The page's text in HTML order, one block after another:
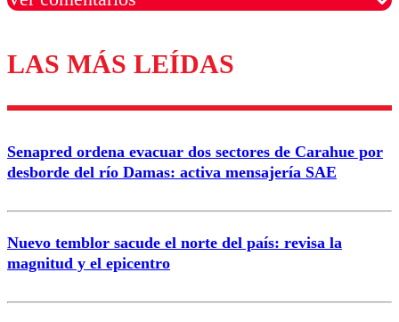
Los comentarios son moderados para garantizar un
diálogo respetuoso.
Correo
LAS MÁS LEÍDAS
Senapred ordena evacuar dos sectores de Carahue por
desborde del río Damas: activa mensajería SAE
Nuevo temblor sacude el norte del país: revisa la
magnitud y el epicentro